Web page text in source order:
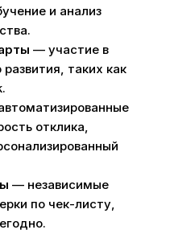
и анализ
— участие в
таких как
отклика,
— независимые
по чек-листу,